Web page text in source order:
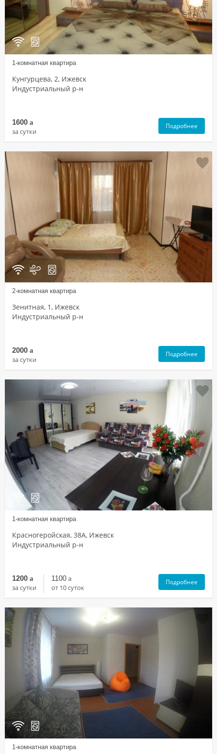
1-комнатная квартира
Кунгурцева, 2, Ижевск
Индустриальный р-н
1600 a
за сутки
Подробнее
2-комнатная квартира
Зенитная, 1, Ижевск
Индустриальный р-н
2000 a
за сутки
Подробнее
1-комнатная квартира
Красногеройская, 38А, Ижевск
Индустриальный р-н
1200 a
за сутки
1100 a
от 10 суток
Подробнее
1-комнатная квартира